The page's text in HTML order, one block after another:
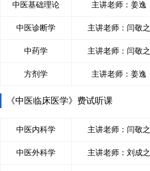
中医基础理论 主讲老师：姜逸
中医诊断学 主讲老师：闫敬之
中药学 主讲老师：闫敬之
方剂学 主讲老师：姜逸
《中医临床医学》费试听课
中医内科学 主讲老师：闫敬之
中医外科学 主讲老师：刘成之